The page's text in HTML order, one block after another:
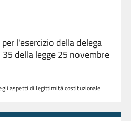
l'esercizio della delega
della legge 25 novembre
aspetti di legittimità costituzionale